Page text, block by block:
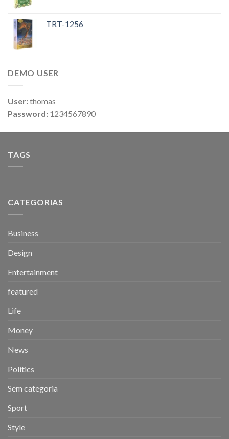
TRT-1256
DEMO USER
User:thomas
Password: 1234567890
TAGS
CATEGORIAS
Business
Design
Entertainment
featured
Life
Money
News
Politics
Sem categoria
Sport
Style